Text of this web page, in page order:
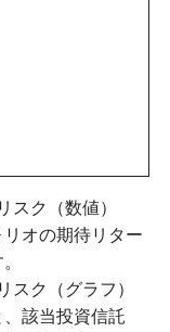
スク（数値）
オの期待リター
スク（グラフ）
該当投資信託